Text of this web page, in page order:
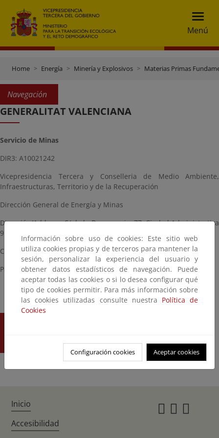
Menú
Home Energía Minería y Explosivos Materias Primas
Navegación
GENERALITAT VALENCIANA
Servicio de Minas
DIR3: A10021242
Vicepresidencia Tercera y Conselleria de Medio Ambiente,
Infraestructuras, Territorio y de la Recuperación
Dirección General de Energía y Minas
Dirección/Address: C/ de la Democracia, 77, Ciudad Administrativa
9 de octubre (CA9O) – Torre 1, 8ª planta, 46018, Valencia.
Correo electrónico/Email:pcu_minas@gva.es
Página web/web:https://breu.gva.es/b/qB0wt-zR
Información sobre uso de cookies: Este sitio web
utiliza cookies propias y de terceros para mantener la
sesión, personalizar la experiencia del usuario y
obtener datos estadísticos de navegación. Puede
aceptar todas las cookies o si lo desea configurar qué
tipo de cookies permitir. Para más información sobre
las cookies utilizadas consulte nuestra Política de
Cookies
Configuración cookies Aceptar cookies
Inicio
Accesibilidad